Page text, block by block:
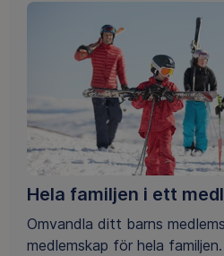
Hela familjen i ett
Omvandla ditt barns
medlemskap för hela